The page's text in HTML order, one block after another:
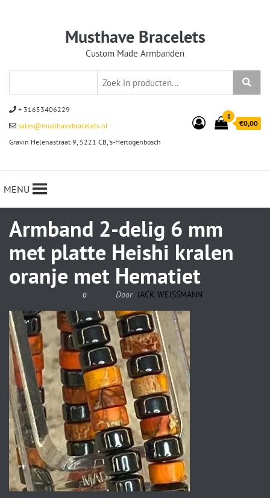
Musthave Bracelets
Custom Made Armbanden
+ 31653406229
sales@musthavebracelets.nl
Gravin Helenastraat 9, 5221 CB, ‘s-Hertogenbosch
0
€0,00
MENU
Armband 2-delig 6 mm
met platte Heishi kralen
oranje met Hematiet
0 Door JACK WEISSMANN